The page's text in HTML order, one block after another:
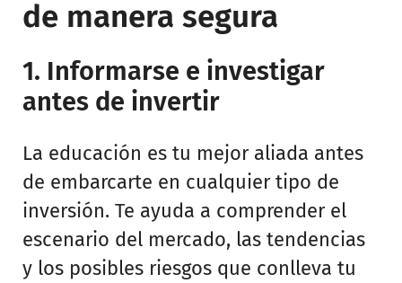
de manera segura
1. Informarse e investigar
antes de invertir
La educación es tu mejor aliada antes
de embarcarte en cualquier tipo de
inversión. Te ayuda a comprender el
escenario del mercado, las tendencias
y los posibles riesgos que conlleva tu